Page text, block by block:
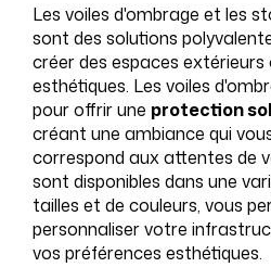
Les voiles d'ombrage et les
sont des solutions
créer des espaces
esthétiques. Les voiles
pour offrir une protection
créant une ambiance qui
correspond aux attentes de
sont disponibles dans une
tailles et de couleurs, vous
personnaliser votre
vos préférences esthétiques.